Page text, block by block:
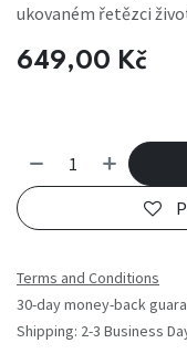
ukovaném řetězci
649,00 Kč
Terms and Conditions
30-day money-back
Shipping: 2-3 Business